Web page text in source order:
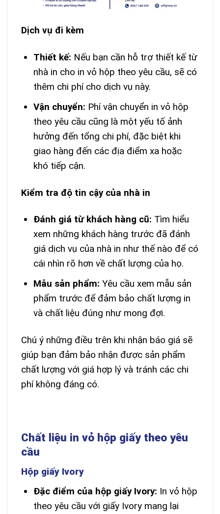
Dịch vụ đi kèm
Thiết kế: Nếu bạn cần hỗ trợ thiết kế từ
nhà in cho in vỏ hộp theo yêu cầu, sẽ có
thêm chi phí cho dịch vụ này.
Vận chuyển: Phí vận chuyển in vỏ hộp
theo yêu cầu cũng là một yếu tố ảnh
hưởng đến tổng chi phí, đặc biệt khi
giao hàng đến các địa điểm xa hoặc
khó tiếp cận.
Kiểm tra độ tin cậy của nhà in
Đánh giá từ khách hàng cũ: Tìm hiểu
xem những khách hàng trước đã đánh
giá dịch vụ của nhà in như thế nào để có
cái nhìn rõ hơn về chất lượng của họ.
Mẫu sản phẩm: Yêu cầu xem mẫu sản
phẩm trước để đảm bảo chất lượng in
và chất liệu đúng như mong đợi.
Chú ý những điều trên khi nhận báo giá sẽ
giúp bạn đảm bảo nhận được sản phẩm
chất lượng với giá hợp lý và tránh các chi
phí không đáng có.
Chất liệu in vỏ hộp giấy theo yêu
cầu
Hộp giấy Ivory
Đặc điểm của hộp giấy Ivory: In vỏ hộp
theo yêu cầu với giấy Ivory mang lại